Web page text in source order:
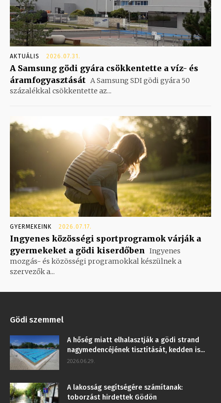
AKTUÁLIS 2026.07.31.
A Samsung gödi gyára csökkentette a víz- és
áramfogyasztását A Samsung SDI gödi gyára 50
százalékkal csökkentette az...
GYERMEKEINK 2026.07.17.
Ingyenes közösségi sportprogramok várják a
gyermekeket a gödi kiserdőben
Ingyenes
mozgás- és közösségi programokkal készülnek a
szervezők a...
Gödi szemmel
A hőség miatt elhalasztják a gödi strand
nagymedencéjének tisztítását, kedden is...
2026.06.29.
A lakosság segítségére számítanak:
toborzást hirdettek Gödön